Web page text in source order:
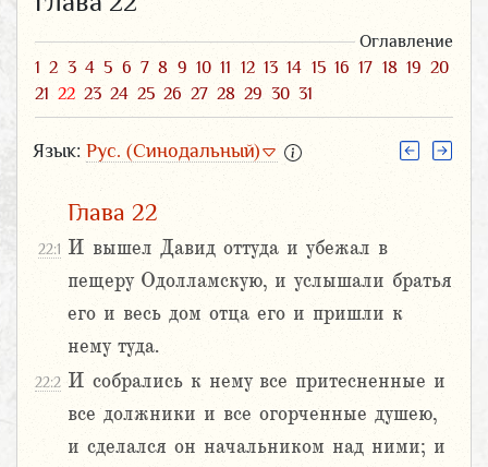
Оглавление
1 2 3 4 5 6 7 8 9 10 11 12 13 14 15 16 17 18 19 20
21 22 23 24 25 26 27 28 29 30 31
Язык: Рус. (Синодальный)
Глава 22
22:1 И вышел Давид оттуда и убежал в
пещеру Одолламскую, и услышали братья
его и весь дом отца его и пришли к
нему туда.
22:2 И собрались к нему все притесненные и
все должники и все огорченные душею,
и сделался он начальником над ними; и